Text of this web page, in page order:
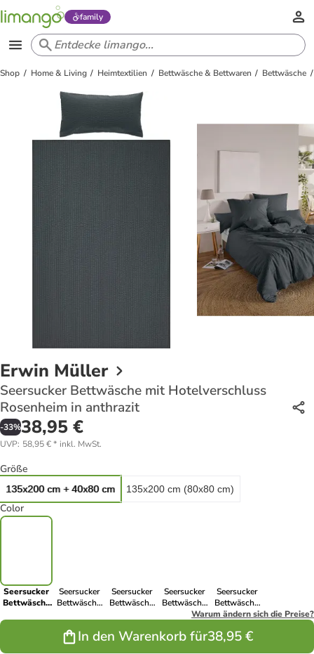
family
Shop Home & Living Heimtextilien Bettwäsche & Bettwaren Bettwäsche
Erwin Müller
Seersucker Bettwäsche mit Hotelverschluss
Rosenheim in anthrazit
-33%38,95 €
UVP: 58,95 €* inkl. MwSt.
Größe
135x200 cm + 40x80 cm 135x200 cm (80x80 cm)
Color
Seersucker
Bettwäsche
Hotelverschluss
Seersucker
Bettwäsche
Rosenheim in
dunkelblau
Seersucker
Bettwäsche
Rosenheim in
Seersucker
Bettwäsche
Rosenheim in
Seersucker
Bettwäsche
mit
Rosenheim in
Warum ändern sich die Preise?
In den Warenkorb für38,95 €